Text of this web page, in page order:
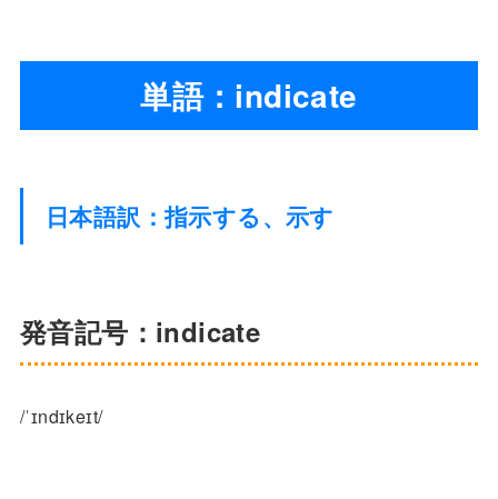
単語：indicate
日本語訳：指示する、示す
発音記号：indicate
/ˈɪndɪkeɪt/